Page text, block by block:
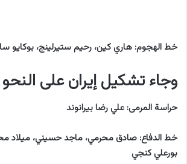
خط الهجوم: هاري كين، رحيم ستيرلينج، بوكايو
وجاء تشكيل إيران على النحو
حراسة المرمى: علي رضا بيرانوند
خط الدفاع: صادق محرمي، ماجد حسيني، ميلاد
بورعلي كنجي